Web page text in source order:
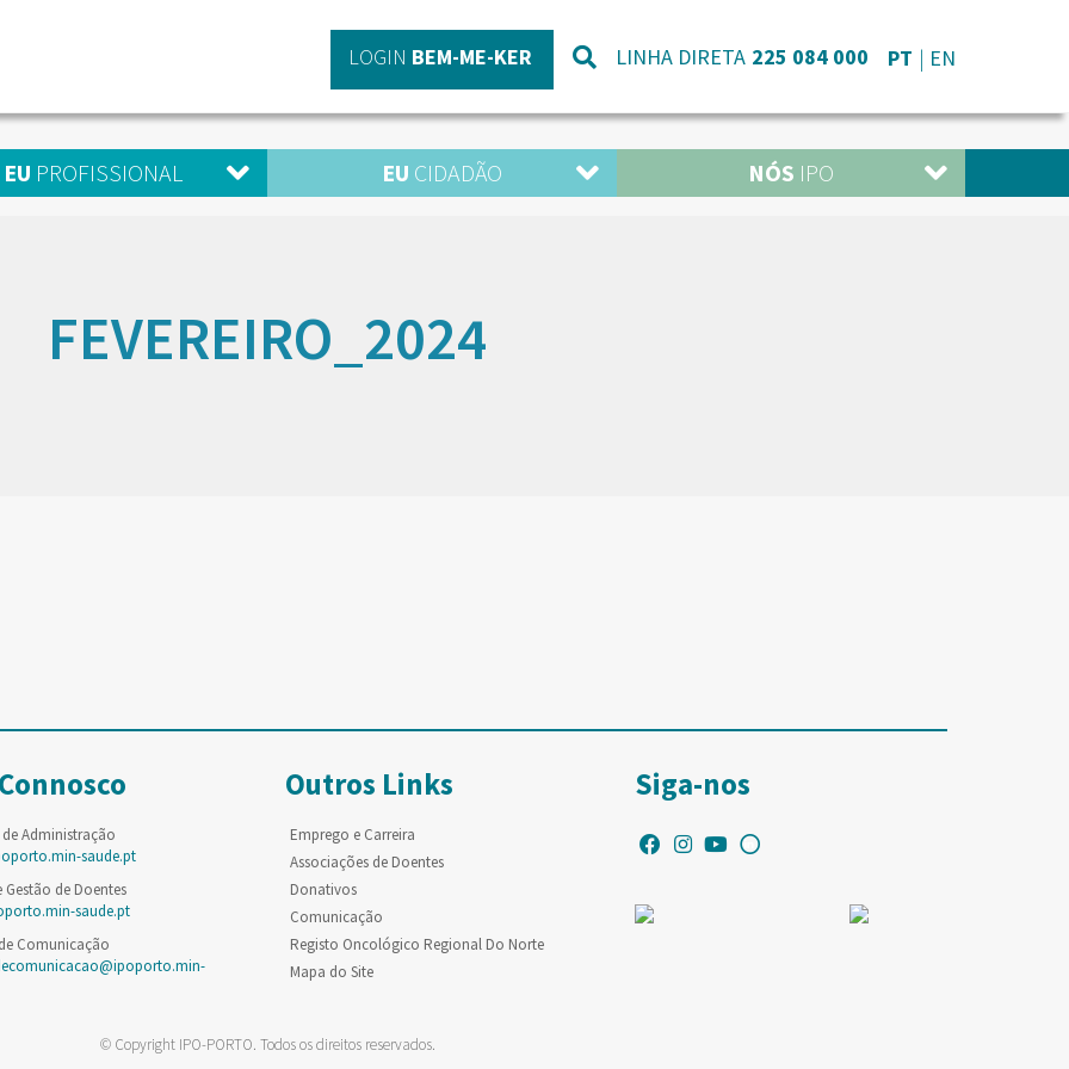
LOGIN BEM-ME-KER LINHA DIRETA 225 084 000 PT EN
EU PROFISSIONAL EU CIDADÃO NÓS IPO
FEVEREIRO_2024
Administração
saude.pt
Gestão de Doentes
saude.pt
Comunicação
Outros Links
Emprego e Carreira
Associações de Doentes
Donativos
Comunicação
Registo Oncológico Regional Do Norte
Mapa do Site
Siga-nos
© Copyright IPO-PORTO. Todos os direitos reservados.